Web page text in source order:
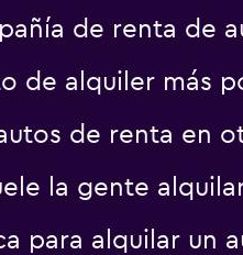
de renta de
de alquiler más
de renta en
la gente
para alquilar un